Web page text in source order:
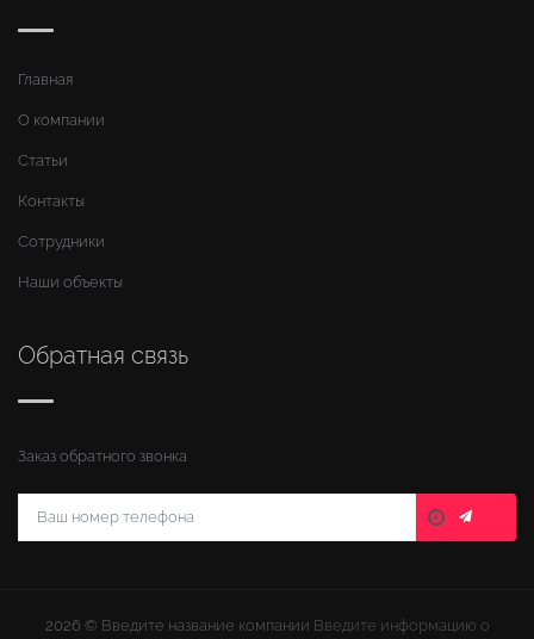
Главная
О компании
Статьи
Контакты
Сотрудники
Наши объекты
Обратная связь
Заказ обратного звонка
2026 © Введите название компании Введите информацию о